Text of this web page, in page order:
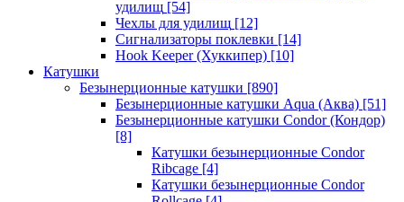
удилищ [54]
Чехлы для удилищ [12]
Сигнализаторы поклевки [14]
Hook Keeper (Хуккипер) [10]
Катушки
Безынерционные катушки [890]
Безынерционные катушки Aqua (Аква) [51]
Безынерционные катушки Condor (Кондор)
[8]
Катушки безынерционные Condor
Ribcage [4]
Катушки безынерционные Condor